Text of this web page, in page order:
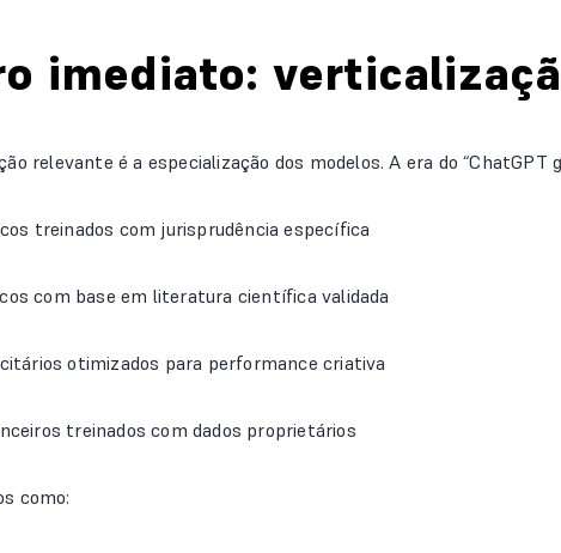
imediato:
relevante é a especialização dos modelos. A era do
treinados com jurisprudência específica
com base em literatura científica validada
otimizados para performance criativa
treinados com dados proprietários
como: